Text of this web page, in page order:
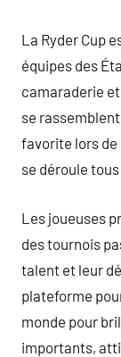
La Ryder Cup
équipes des
camaraderie
se
favorite lors
se déroule
Les joueuses
des tournois
talent et leur
plateforme
monde pour
importants,